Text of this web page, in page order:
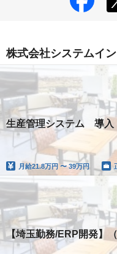
株式会社システムイ
生産管理システム 導入
月給21.8万円 〜 39万円
【埼玉勤務/ERP開発】